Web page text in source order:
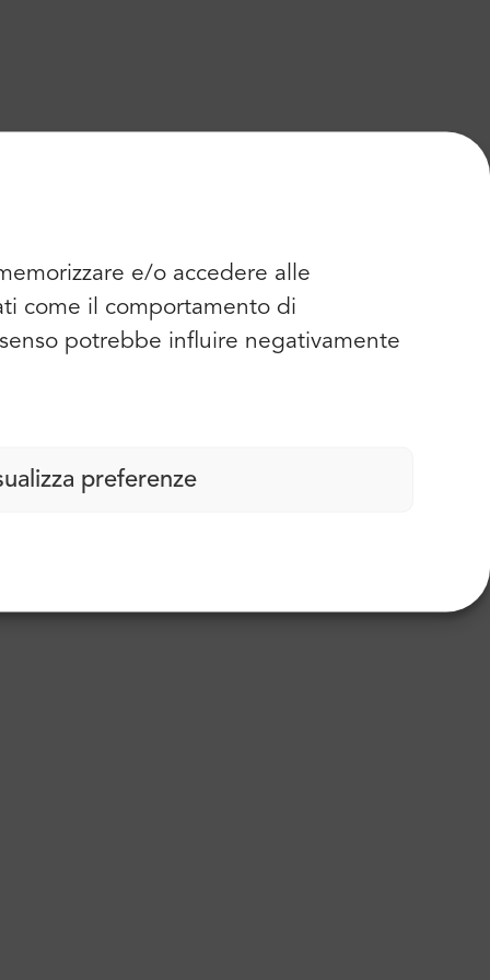
e/o accedere alle
come il comportamento di
potrebbe influire negativamente
preferenze